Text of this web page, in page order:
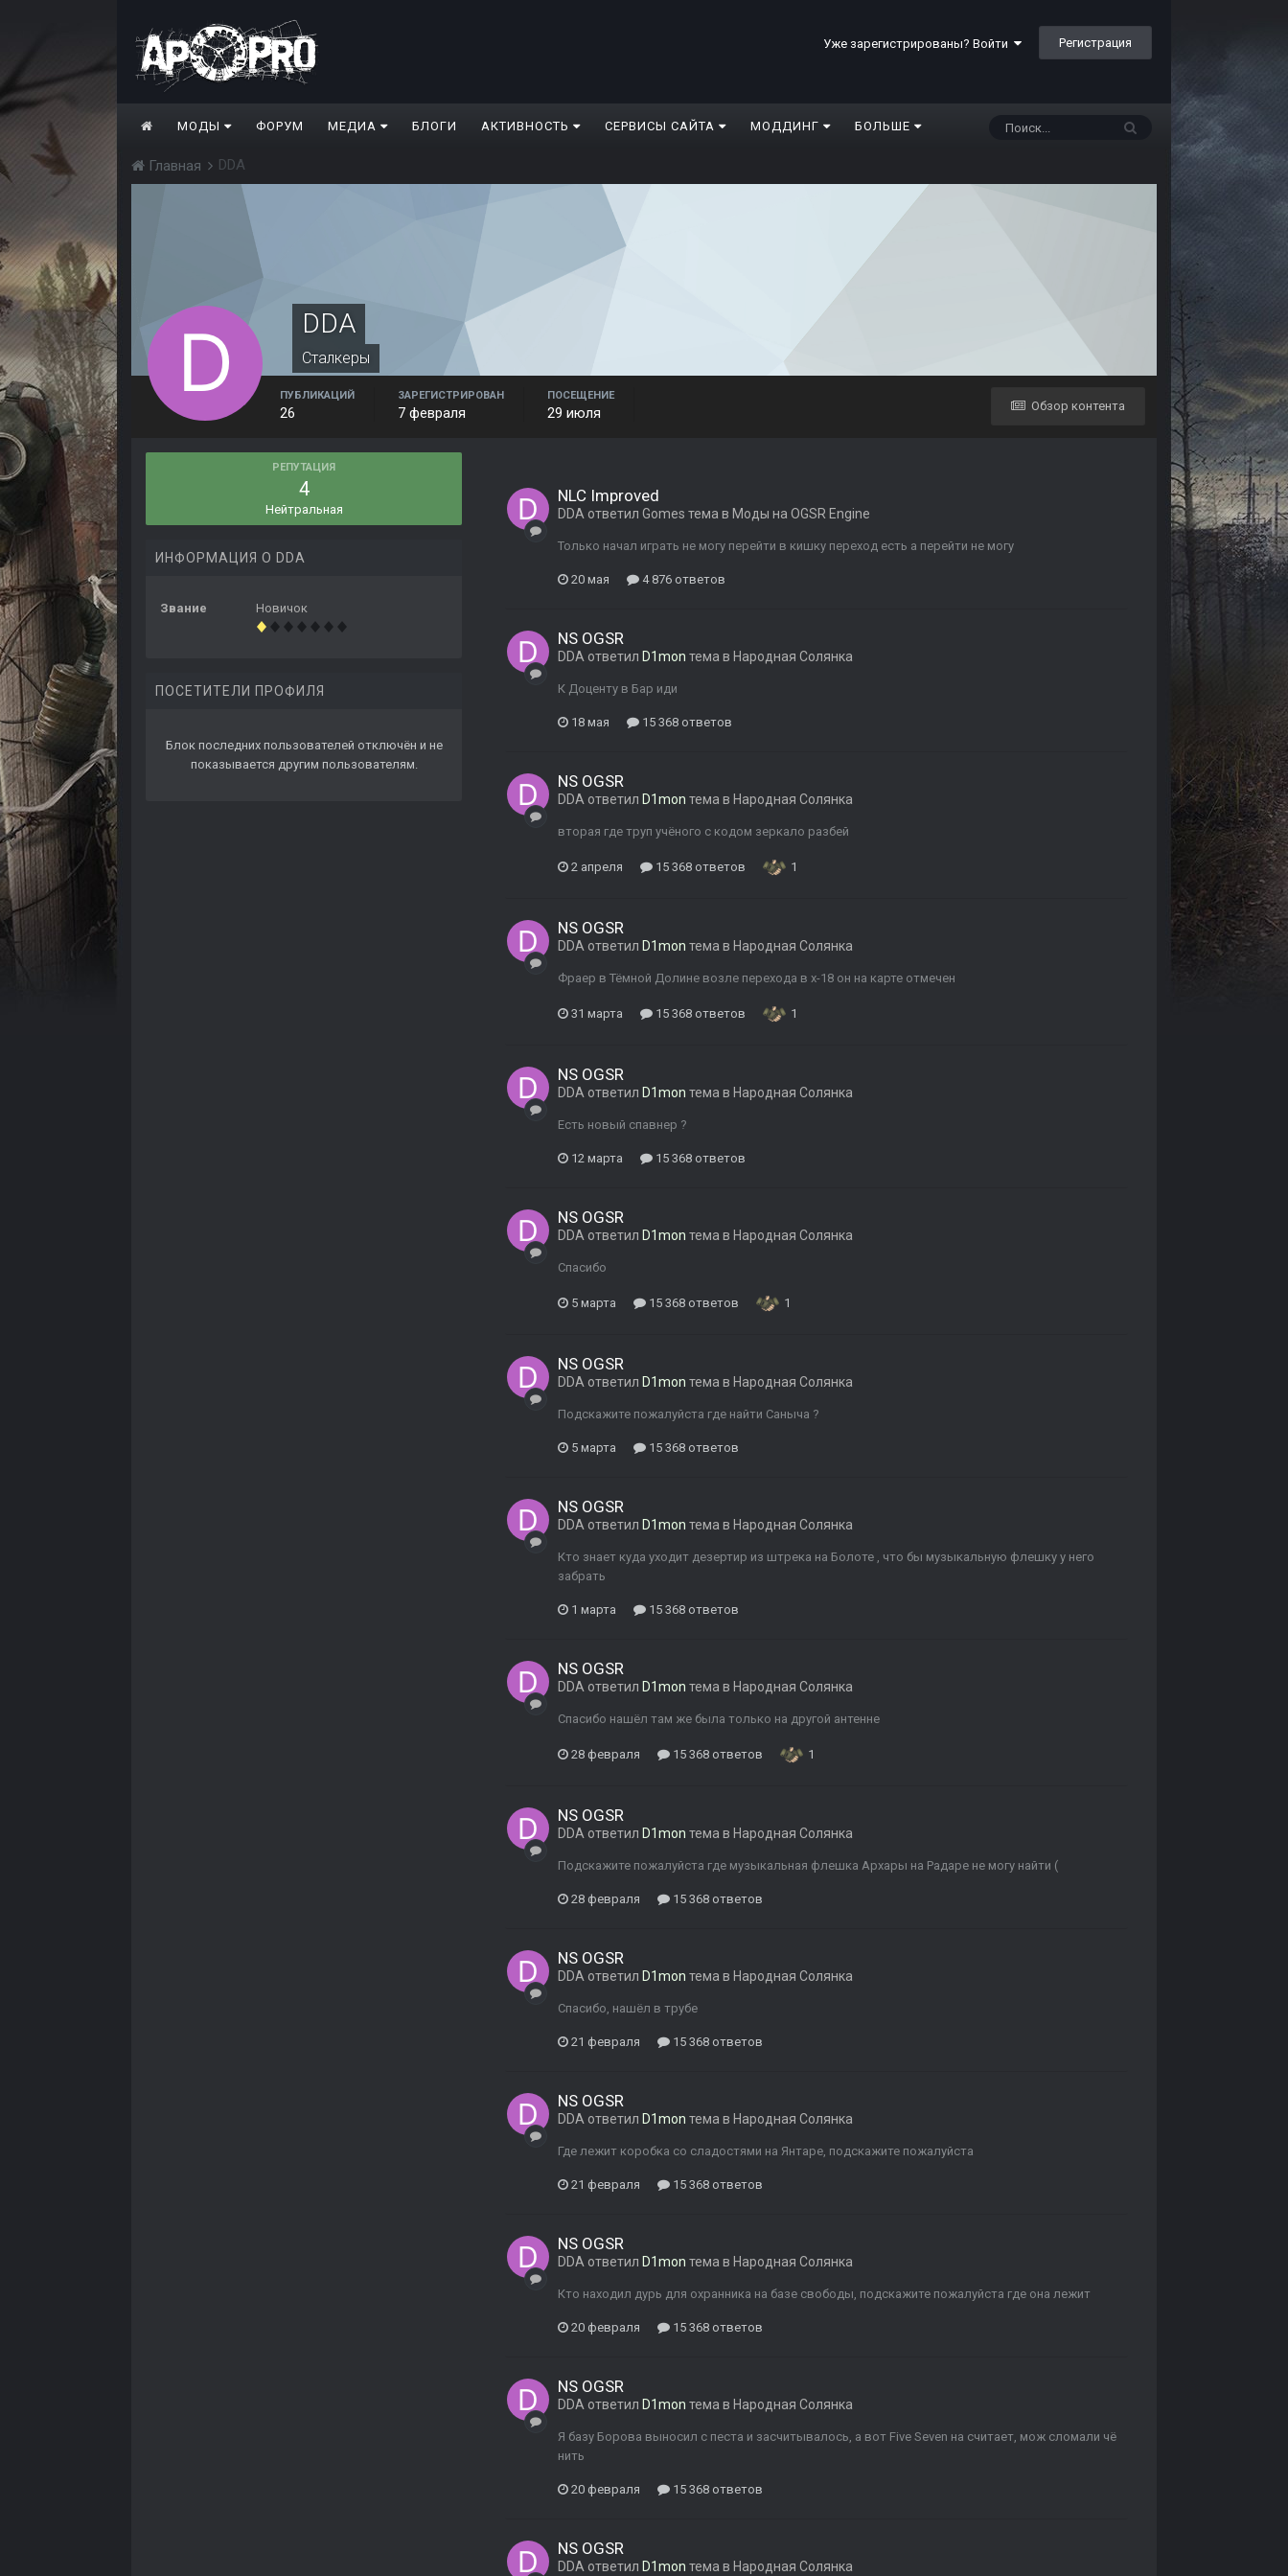
Уже зарегистрированы? Войти Регистрация
МОДЫ ФОРУМ МЕДИА БЛОГИ АКТИВНОСТЬ СЕРВИСЫ САЙТА МОДДИНГ БОЛЬШЕ
Главная DDA
DDA
Сталкеры
Обзор контента
ПУБЛИКАЦИЙ
26
ЗАРЕГИСТРИРОВАН
7 февраля
ПОСЕЩЕНИЕ
29 июля
РЕПУТАЦИЯ
4
Нейтральная
ИНФОРМАЦИЯ О DDA
Звание Новичок
ПОСЕТИТЕЛИ ПРОФИЛЯ
Блок последних пользователей отключён и не
показывается другим пользователям.
NLC Improved
DDA ответил Gomes тема в Моды на OGSR Engine
Только начал играть не могу перейти в кишку переход есть а перейти не могу
20 мая 4 876 ответов
NS OGSR
DDA ответил D1mon тема в Народная Солянка
К Доценту в Бар иди
18 мая 15 368 ответов
NS OGSR
DDA ответил D1mon тема в Народная Солянка
вторая где труп учёного с кодом зеркало разбей
2 апреля 15 368 ответов 1
NS OGSR
DDA ответил D1mon тема в Народная Солянка
Фраер в Тёмной Долине возле перехода в х-18 он на карте отмечен
31 марта 15 368 ответов 1
NS OGSR
DDA ответил D1mon тема в Народная Солянка
Есть новый спавнер ?
12 марта 15 368 ответов
NS OGSR
DDA ответил D1mon тема в Народная Солянка
Спасибо
5 марта 15 368 ответов 1
NS OGSR
DDA ответил D1mon тема в Народная Солянка
Подскажите пожалуйста где найти Саныча ?
5 марта 15 368 ответов
NS OGSR
DDA ответил D1mon тема в Народная Солянка
Кто знает куда уходит дезертир из штрека на Болоте , что бы музыкальную флешку у него
забрать
1 марта 15 368 ответов
NS OGSR
DDA ответил D1mon тема в Народная Солянка
Спасибо нашёл там же была только на другой антенне
28 февраля 15 368 ответов 1
NS OGSR
DDA ответил D1mon тема в Народная Солянка
Подскажите пожалуйста где музыкальная флешка Архары на Радаре не могу найти (
28 февраля 15 368 ответов
NS OGSR
DDA ответил D1mon тема в Народная Солянка
Спасибо, нашёл в трубе
21 февраля 15 368 ответов
NS OGSR
DDA ответил D1mon тема в Народная Солянка
Где лежит коробка со сладостями на Янтаре, подскажите пожалуйста
21 февраля 15 368 ответов
NS OGSR
DDA ответил D1mon тема в Народная Солянка
Кто находил дурь для охранника на базе свободы, подскажите пожалуйста где она лежит
20 февраля 15 368 ответов
NS OGSR
DDA ответил D1mon тема в Народная Солянка
Я базу Борова выносил с песта и засчитывалось, а вот Five Seven на считает, мож сломали чё
нить
20 февраля 15 368 ответов
NS OGSR
DDA ответил D1mon тема в Народная Солянка